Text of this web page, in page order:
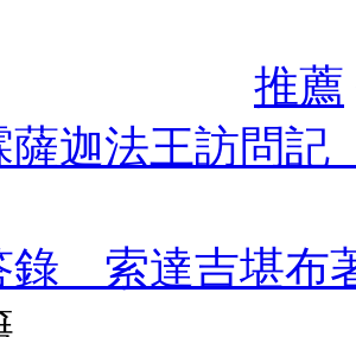
推薦
薩迦法王訪問
錄 索達吉堪布